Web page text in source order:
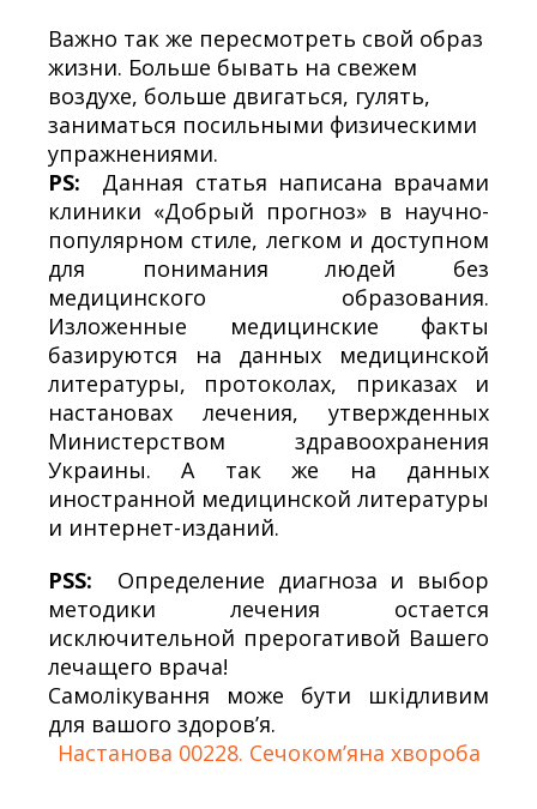
Важно так же пересмотреть свой образ
жизни. Больше бывать на свежем
воздухе, больше двигаться, гулять,
заниматься посильными физическими
упражнениями.
PS: Данная статья написана врачами
клиники «Добрый прогноз» в научно-
популярном стиле, легком и доступном
для понимания людей без
медицинского образования.
Изложенные медицинские факты
базируются на данных медицинской
литературы, протоколах, приказах и
настановах лечения, утвержденных
Министерством здравоохранения
Украины. А так же на данных
иностранной медицинской литературы
и интернет-изданий.
PSS: Определение диагноза и выбор
методики лечения остается
исключительной прерогативой Вашего
лечащего врача!
Самолікування може бути шкідливим
для вашого здоров’я.
Настанова 00228. Сечоком’яна хвороба